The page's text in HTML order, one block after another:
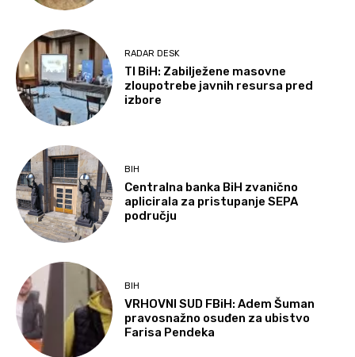
RADAR DESK
TI BiH: Zabilježene masovne
zloupotrebe javnih resursa pred
izbore
BIH
Centralna banka BiH zvanično
aplicirala za pristupanje SEPA
području
BIH
VRHOVNI SUD FBiH: Adem Šuman
pravosnažno osuđen za ubistvo
Farisa Pendeka